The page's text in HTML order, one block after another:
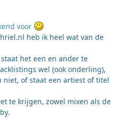
voor
heb ik heel wat van de
het een en ander te
wel (ook onderling),
niet, of staat een artiest of titel
te krijgen, zowel mixen als de